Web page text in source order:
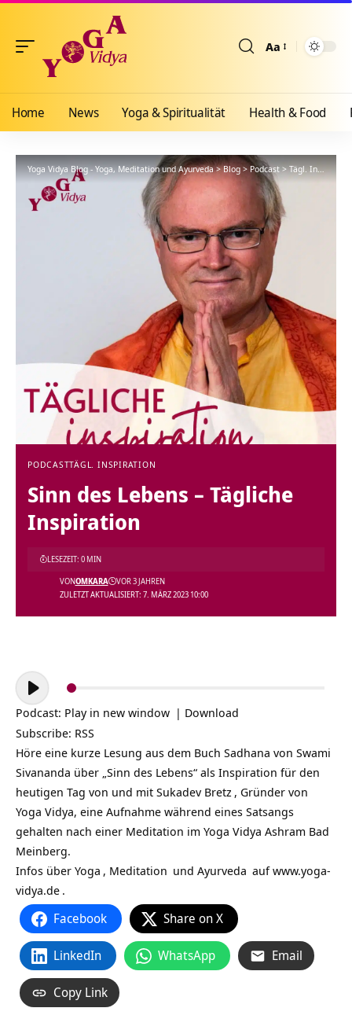
Aa
Home News Yoga & Spiritualität Health & Food
Yoga Vidya Blog - Yoga, Meditation und Ayurveda>Blog>Podcast>Tägl. Inspiration
PODCASTTÄGL. INSPIRATION
Sinn des Lebens – Tägliche
Inspiration
ZULETZT AKTUALISIERT: 7. MÄRZ 2023 10:00
VONOMKARA VOR 3 JAHREN
LESEZEIT: 0 MIN
Audio-
Player
Podcast: Play in new window | Download
Subscribe: RSS
Höre eine kurze Lesung aus dem Buch Sadhana von Swami
Sivananda über „Sinn des Lebens“ als Inspiration für den
heutigen Tag von und mit Sukadev Bretz , Gründer von
Yoga Vidya, eine Aufnahme während eines Satsangs
gehalten nach einer Meditation im Yoga Vidya Ashram Bad
Meinberg.
Infos über Yoga , Meditation und Ayurveda aufwww.yoga-
vidya.de .
Facebook Share on X
LinkedIn WhatsApp Email
Copy Link